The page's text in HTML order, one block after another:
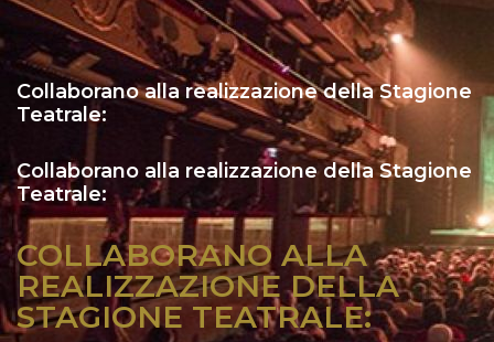
luoghi
trasparenza
Collaborano alla realizzazione della Stagione
Teatrale:
Collaborano alla realizzazione della Stagione
Teatrale:
COLLABORANO ALLA
REALIZZAZIONE DELLA
STAGIONE TEATRALE: